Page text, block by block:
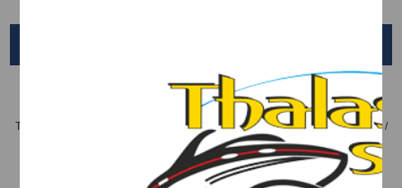
Είδη Αλιείας /
ΤΕΧΝΗΤΑ ΔΟΛΩΜΑΤΑ - ΤΣΑΠΑΡΙ - ΚΑΛΑΜΑΡΙΕΡΕΣ / ΤΕΧΝΗΤΑ ΨΑΡΑΚΙΑ /
DUO / MOAB